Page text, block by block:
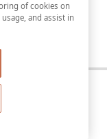
優惠一覽
of cookies on
and assist in